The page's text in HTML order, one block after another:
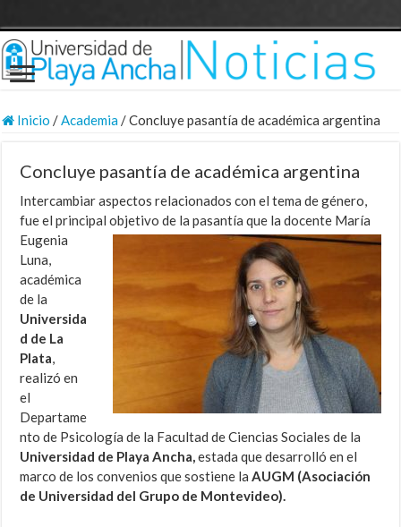
Inicio /Academia/Concluye pasantía de académica argentina
Concluye pasantía de académica argentina
Intercambiar aspectos relacionados con el tema de género,
fue el principal objetivo de la pasantía que la docente María
Eugenia
Luna,
académica
de la
Universida
d de La
Plata,
realizó en
el
Departame
nto de Psicología de la Facultad de Ciencias Sociales de la
Universidad de Playa Ancha,estada que desarrolló en el
marco de los convenios que sostiene laAUGM (Asociación
de Universidad del Grupo de Montevideo).